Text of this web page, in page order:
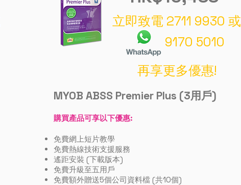
立即致電 2711 9930 或
再享更多優惠!
9170 5010
MYOB ABSS Premier Plus (3用戶)
購買產品可享以下優惠:
免費網上短片教學
免費熱線技術支援服務
遙距安裝 (下載版本)
免費升級至五用戶
免費額外贈送5個公司資料檔 (共10個)